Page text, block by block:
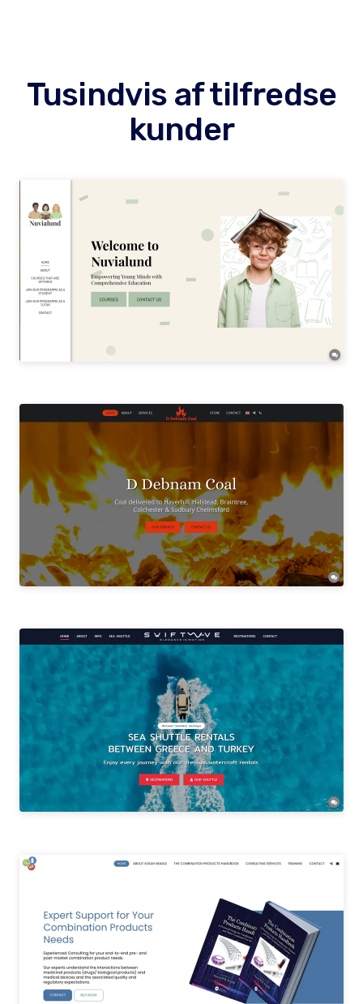
Tusindvis af tilfredse
kunder